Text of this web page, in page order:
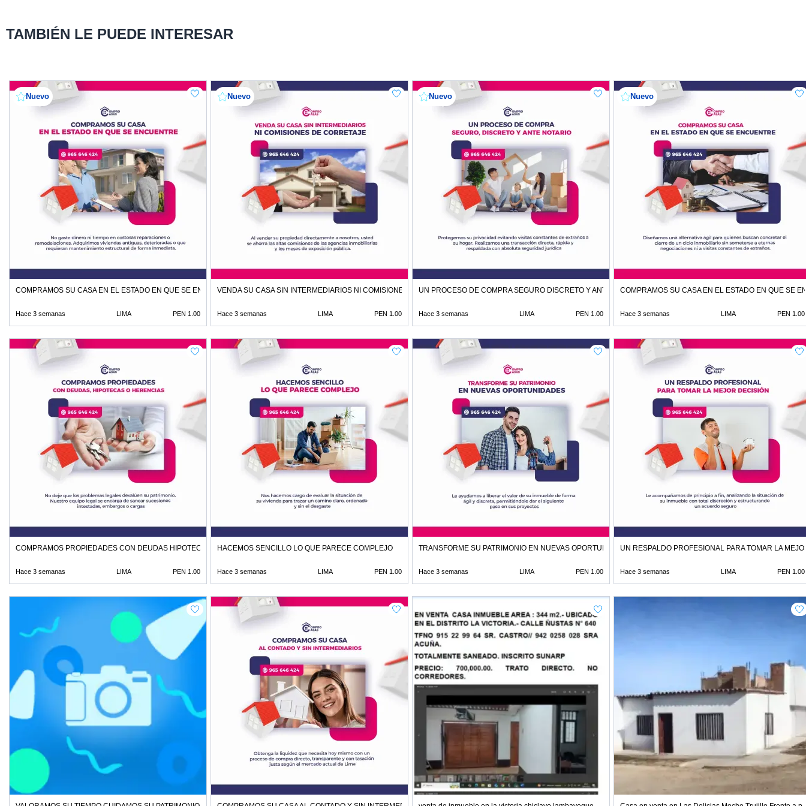
TAMBIÉN LE PUEDE INTERESAR
Nuevo
COMPRAMOS SU CASA EN EL ESTADO EN QUE SE ENCUENTRE
Hace 3 semanas LIMA PEN 1.00
Nuevo
VENDA SU CASA SIN INTERMEDIARIOS NI COMISIONES DE CORRETAJE
Hace 3 semanas LIMA PEN 1.00
Nuevo
UN PROCESO DE COMPRA SEGURO DISCRETO Y ANTE NOTARIO
Hace 3 semanas LIMA PEN 1.00
Nuevo
COMPRAMOS SU CASA EN EL ESTADO EN QUE SE
Hace 3 semanas LIMA PEN 1.00
COMPRAMOS PROPIEDADES CON DEUDAS HIPOTECAS O HERENCIAS
Hace 3 semanas LIMA PEN 1.00
HACEMOS SENCILLO LO QUE PARECE COMPLEJO
Hace 3 semanas LIMA PEN 1.00
TRANSFORME SU PATRIMONIO EN NUEVAS OPORTUNIDADES
Hace 3 semanas LIMA PEN 1.00
UN RESPALDO PROFESIONAL PARA TOMAR LA
Hace 3 semanas LIMA PEN 1.00